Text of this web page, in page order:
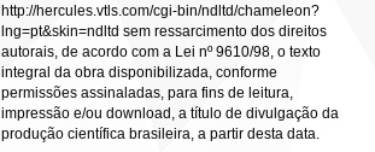
http://hercules.vtls.com/cgi-bin/ndltd/chameleon?
lng=pt&skin=ndltd sem ressarcimento dos direitos
autorais, de acordo com a Lei nº 9610/98, o texto
integral da obra disponibilizada, conforme
permissões assinaladas, para fins de leitura,
impressão e/ou download, a título de divulgação da
produção científica brasileira, a partir desta data.